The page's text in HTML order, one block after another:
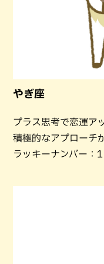
やぎ座
プラス思考で恋運ア
積極的なアプローチ
ラッキーナンバー：1